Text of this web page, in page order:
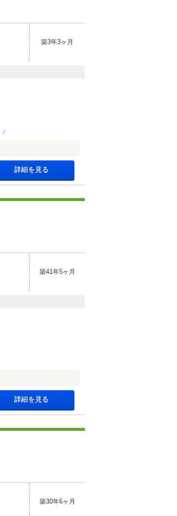
築3年3ヶ月
詳細を見る
築41年5ヶ月
詳細を見る
築30年6ヶ月